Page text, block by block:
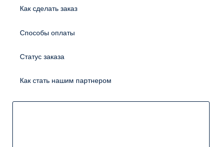
Как сделать заказ
Способы оплаты
Статус заказа
Как стать нашим партнером